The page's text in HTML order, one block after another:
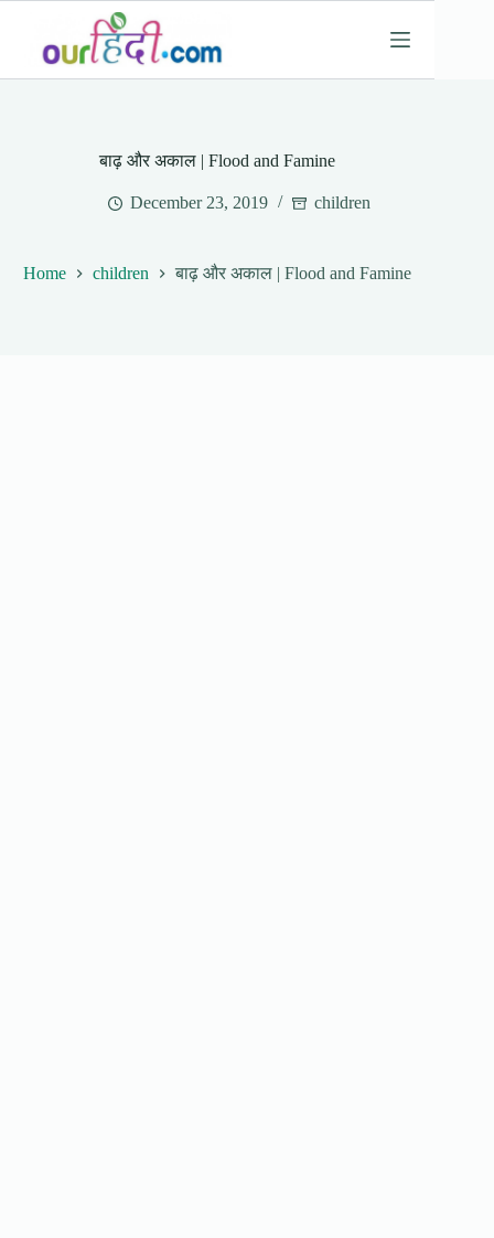
content
बाढ़ और अकाल | Flood and Famine
December 23, 2019 children
Home children बाढ़ और अकाल | Flood and Famine